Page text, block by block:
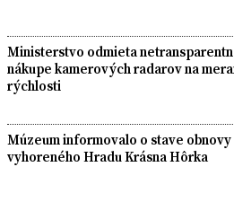
Ministerstvo odmieta
nákupe kamerových radarov na
rýchlosti
Múzeum informovalo o stave obnovy
vyhoreného Hradu Krásna Hôrka